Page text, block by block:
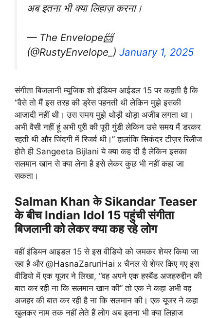
अब इतना भी क्या लिहाज़ करना।
— The Envelope📨
(@RustyEnvelope_) January 1, 2025
संगीता बिजलानी म्यूजिक शो इंडियन आईडल 15 पर कहती है कि
“वैसे तो मैं इस तरह की ड्रेस पहनती थी लेकिन मुझे इसकी
आजादी नहीं थी। उस समय मुझे थोड़ी थोड़ा अजीब लगता था।
अभी वैसी नहीं हूं अभी पूरी की पूरी गुंडी लेकिन उसे समय मैं डरकर
रहती थी और जिंदगी में रिजर्व थी।” हालांकि सिकंदर टीज़र रिलीज
होते ही Sangeeta Bijlani ये क्या कह दी है लेकिन इसका
सलमान खान से क्या लेना है इसे लेकर कुछ भी नहीं कहा जा
सकता।
Salman Khan के Sikandar Teaser
के बीच Indian Idol 15 पहुंची संगीता
बिजलानी को लेकर क्या कह रहे लोग
वहीं इंडियन आइडल 15 से इस वीडियो को जमकर शेयर किया जा
रहा है और @HasnaZaruriHai x चैनल से शेयर किए गए इस
वीडियो में एक यूजर ने लिखा, “वह अपने एक हस्बैंड अजहरुद्दीन की
बात कर रही ना कि सलमान खान की” तो एक ने कहा अभी वह
अजहर की बात कर रही है ना कि सलमान की। एक यूजर ने कहा
खुलकर नाम तक नहीं लेते हैं लोग अब इतना भी क्या लिहाज